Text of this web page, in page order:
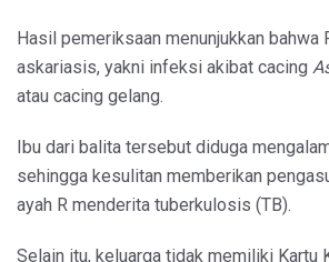
Hasil pemeriksaan menunjukkan bahwa
askariasis, yakni infeksi akibat cacing
atau cacing gelang.
Ibu dari balita tersebut diduga
sehingga kesulitan memberikan
ayah R menderita tuberkulosis (TB).
Selain itu, keluarga tidak memiliki Kartu